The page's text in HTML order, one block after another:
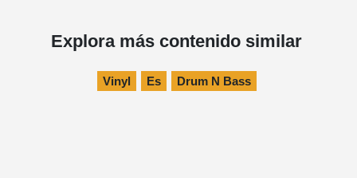
Explora más contenido similar
Vinyl Es Drum N Bass